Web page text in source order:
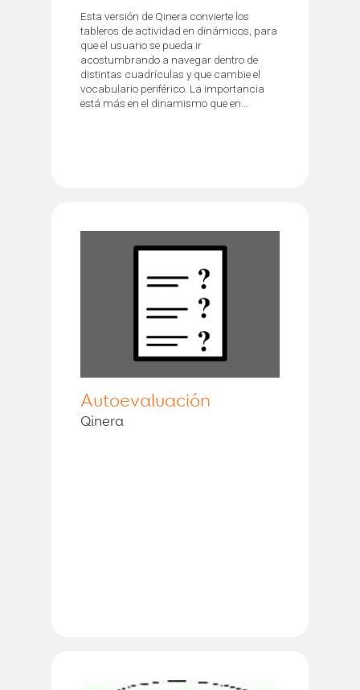
Esta versión de Qinera convierte los
tableros de actividad en dinámicos, para
que el usuario se pueda ir
acostumbrando a navegar dentro de
distintas cuadrículas y que cambie el
vocabulario periférico. La importancia
está más en el dinamismo que en...
Autoevaluación
Qinera